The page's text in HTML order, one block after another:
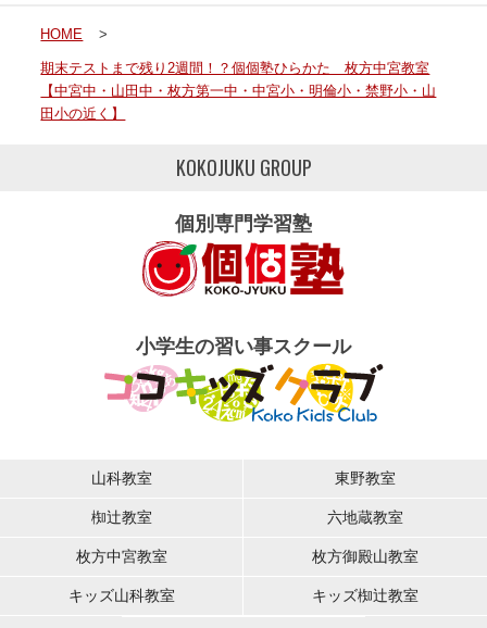
HOME >
期末テストまで残り2週間！？個個塾ひらかた 枚方中宮教室
【中宮中・山田中・枚方第一中・中宮小・明倫小・禁野小・山
田小の近く】
KOKOJUKU GROUP
個別専門学習塾
小学生の習い事スクール
山科教室 東野教室
椥辻教室 六地蔵教室
枚方中宮教室 枚方御殿山教室
キッズ山科教室 キッズ椥辻教室